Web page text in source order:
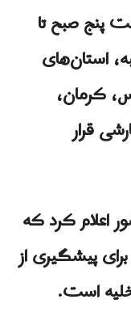
پنج صبح تا
استان‌های
کرمان،
قرار
اعلام کرد که
پیشگیری از
است.